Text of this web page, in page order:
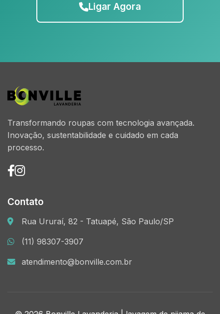
Ligar Agora
Transformando roupas com tecnologia avançada.
Inovação, sustentabilidade e cuidado em cada
processo.
Contato
Rua Ururaí, 82 - Tatuapé, São Paulo/SP
(11) 98307-3907
atendimento@bonville.com.br